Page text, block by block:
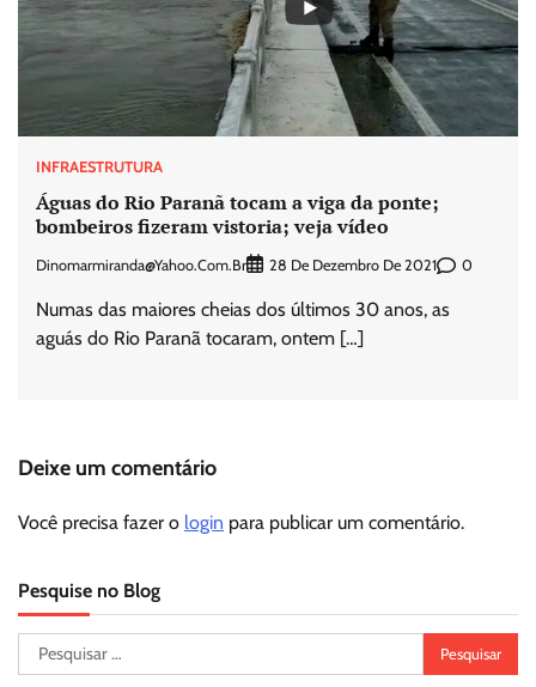
INFRAESTRUTURA
Águas do Rio Paranã tocam a viga da ponte;
bombeiros fizeram vistoria; veja vídeo
Dinomarmiranda@yahoo.com.br 28 De Dezembro De 2021 0
Numas das maiores cheias dos últimos 30 anos, as
aguás do Rio Paranã tocaram, ontem […]
Deixe um comentário
Você precisa fazer o login para publicar um comentário.
Pesquise no Blog
Pesquisar
por: